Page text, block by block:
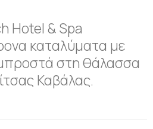
Hotel & Spa
καταλύματα με
μπροστά στη θάλασσα
Καβάλας.